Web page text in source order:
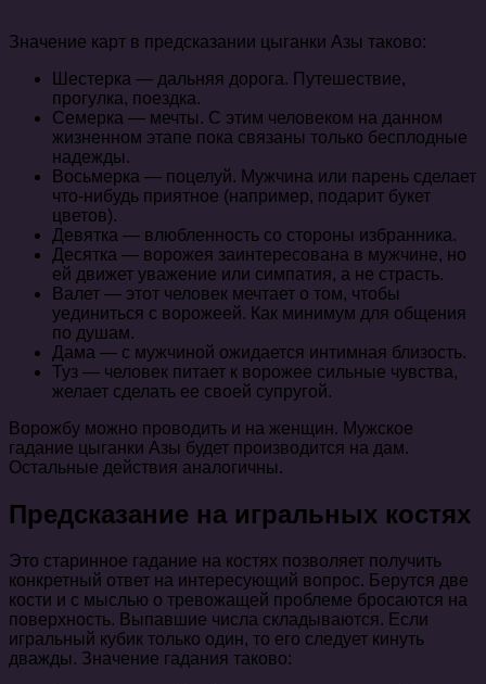
Значение карт в предсказании цыганки Азы таково:
Шестерка — дальняя дорога. Путешествие,
прогулка, поездка.
Семерка — мечты. С этим человеком на данном
жизненном этапе пока связаны только бесплодные
надежды.
Восьмерка — поцелуй. Мужчина или парень сделает
что-нибудь приятное (например, подарит букет
цветов).
Девятка — влюбленность со стороны избранника.
Десятка — ворожея заинтересована в мужчине, но
ей движет уважение или симпатия, а не страсть.
Валет — этот человек мечтает о том, чтобы
уединиться с ворожеей. Как минимум для общения
по душам.
Дама — с мужчиной ожидается интимная близость.
Туз — человек питает к ворожее сильные чувства,
желает сделать ее своей супругой.
Ворожбу можно проводить и на женщин. Мужское
гадание цыганки Азы будет производится на дам.
Остальные действия аналогичны.
Предсказание на игральных костях
Это старинное гадание на костях позволяет получить
конкретный ответ на интересующий вопрос. Берутся две
кости и с мыслью о тревожащей проблеме бросаются на
поверхность. Выпавшие числа складываются. Если
игральный кубик только один, то его следует кинуть
дважды. Значение гадания таково: